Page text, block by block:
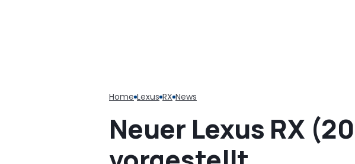
Home Lexus RX News
Neuer Lexus RX